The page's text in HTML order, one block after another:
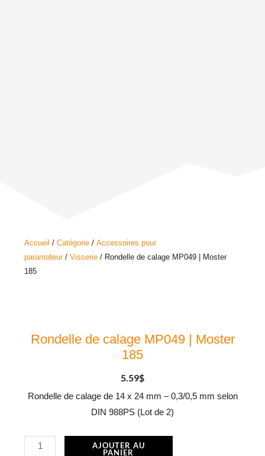
Accueil /Catégorie /Accessoires pour
paramoteur/Visserie / Rondelle de calage MP049 | Moster
185
Rondelle de calage MP049 | Moster
185
5.59$
Rondelle de calage de 14 x 24 mm – 0,3/0,5 mm selon
DIN 988PS (Lot de 2)
quantité
AJOUTER AU
PANIER